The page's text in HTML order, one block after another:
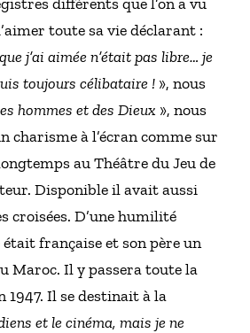
toute sa vie déclarant :
j’ai aimée n’était pas libre… je
toujours célibataire ! », nous
hommes et des Dieux », nous
charisme à l’écran comme sur
au Théâtre du Jeu de
Disponible il avait aussi
D’une humilité
française et son père un
Maroc. Il y passera toute la
1947. Il se destinait à la
et le cinéma, mais je ne